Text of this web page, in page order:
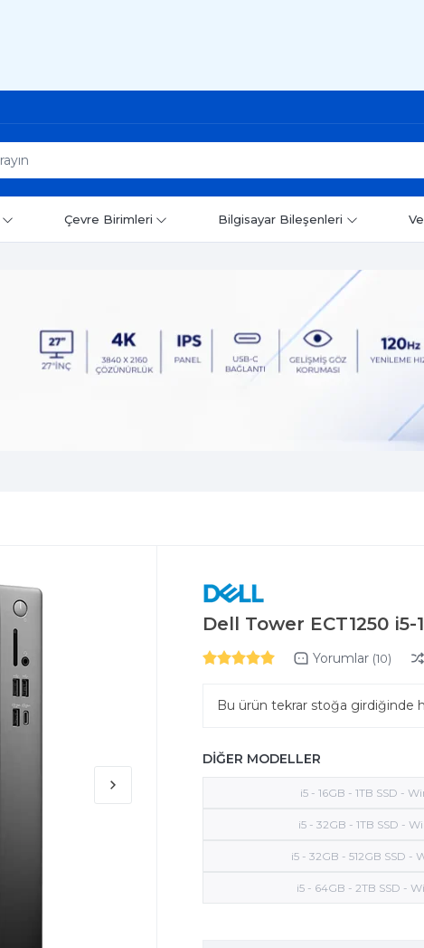
Çevre Birimleri Bilgisayar Bileşenleri
Dell Tower ECT1250 i5-
Yorumlar (10)
Bu ürün tekrar stoğa girdiğinde
DİĞER MODELLER
i5 - 16GB - 1TB SSD -
i5 - 32GB - 1TB SSD -
i5 - 32GB - 512GB SSD -
i5 - 64GB - 2TB SSD -